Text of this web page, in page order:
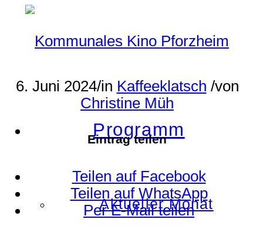
Programm
Aktueller Monat
6. Juni 2024/in Kaffeeklatsch /von
Christine Müh
Eintrag teilen
Teilen auf Facebook
Teilen auf WhatsApp
Per E-Mail teilen